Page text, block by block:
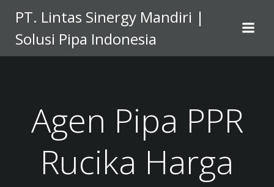
to
content
PT. Lintas Sinergy Mandiri |
Solusi Pipa Indonesia
Agen Pipa PPR
Rucika Harga